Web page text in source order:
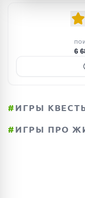
6
#ИГРЫ
#ИГРЫ ПРО